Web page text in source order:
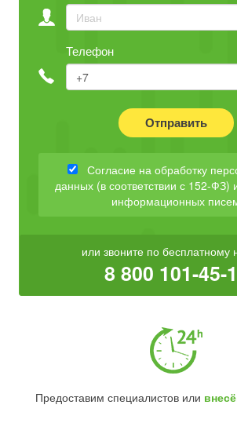
Телефон
Отправить
Согласие на обработку
данных (в соответствии с 152-ФЗ)
информационных
или звоните по бесплатному
8 800 101-45-
Предоставим специалистов или